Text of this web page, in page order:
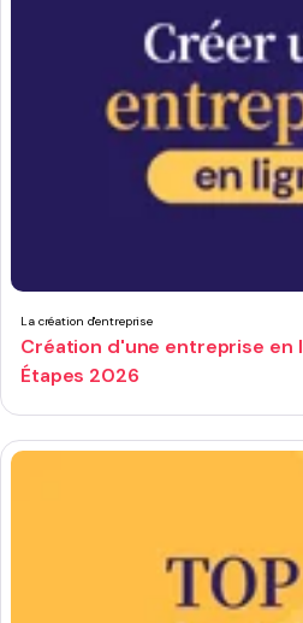
La création d'entreprise
Création d'une entreprise en
Étapes 2026